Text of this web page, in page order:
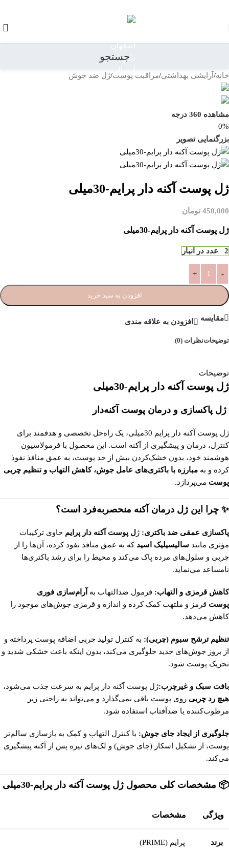
جستجو
خانه/ آرایشی بهداشتی/مراقبت پوست/ژل ضد جوش
مشاهده 360 درجه
0%
بزرگنمایی تصویر
ژل پوست آکنه دار پرایم-30میلی
450,000 تومان
ژل پوست آکنه دار پرایم-30میلی
2 عدد در انبار
افزودن به سبد خرید
مقایسه افزودن به علاقه مندی
توضیحاتنظرات (0)
توضیحات
ژ ل پوست آکنه دار پرایم-30میلی
ژل پاکسازی و درمان پوست آکنه‌دار
ژل پوست آکنه دار پرایم 30میلی، یک راه‌حل تخصصی و هدفمند برای
کنترل، درمان و پیشگیری از آکنه است. این محصول با فرمولاسیون
هوشمند خود، بدون خشک‌کردن بیش از حد پوست، به عمق منافذ نفوذ
کرده و به مبارزه با باکتری‌های عامل جوش، کاهش التهاب و تنظیم چربی
پوست می‌پردازد.
✨ چرا این ژل درمان آکنه منحصربه‌فرد است؟
پاکسازی عمقی ضد باکتری: ژل پوست آکنه دار پرایم حاوی ترکیبات
مؤثری مانند سالیسیلیک اسید که به عمق منافذ نفوذ کرده، آن‌ها را از
چربی و سلول‌های مرده پاک می‌کند و محیط را برای رشد باکتری‌ها
نامساعد می‌نماید.
کاهش قرمزی و التهاب: فرمول ضدالتهاب به آرام‌سازی فوری
پوست قرمز و ملتهب کمک کرده و اندازه و قرمزی جوش‌های موجود را
کاهش می‌دهد.
تنظیم ترشح سبوم (چربی): به کنترل تولید چربی اضافه پوست پرداخته و
از بروز جوش‌های جدید جلوگیری می‌کند، بدون اینکه باعث خشکی شدید و
تحریک پوست شود.
بافت سبک و غیرچرب:ژل پوست آکنه دار پرایم به سرعت جذب می‌شود،
هیچ رد چربی روی پوست باقی نمی‌گذارد و می‌تواند به راحتی زیر
مرطوب‌کننده یا ضدآفتاب استفاده شود.
جلوگیری از ایجاد جای جوش: با کنترل التهاب و کمک به بازسازی سالم‌تر
پوست، از تشکیل اسکار (جای جوش) و لک‌های تیره پس از آکنه پیشگیری
می‌کند.
📦 مشخصات کلی محصول ژل پوست آکنه دار پرایم-30میلی
ویژگی مشخصات
برند پرایم (PRIME)